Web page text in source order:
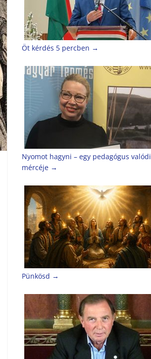
Öt kérdés 5 percben →
Nyomot hagyni – egy pedagógus valódi
mércéje →
Pünkösd →